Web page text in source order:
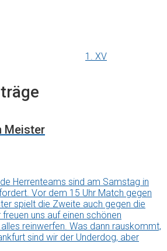
1. XV
Meister
Herrenteams sind am Samstag in
Vor dem 15 Uhr Match gegen
spielt die Zweite auch gegen die
freuen uns auf einen schönen
reinwerfen. Was dann rauskommt,
sind wir der Underdog, aber